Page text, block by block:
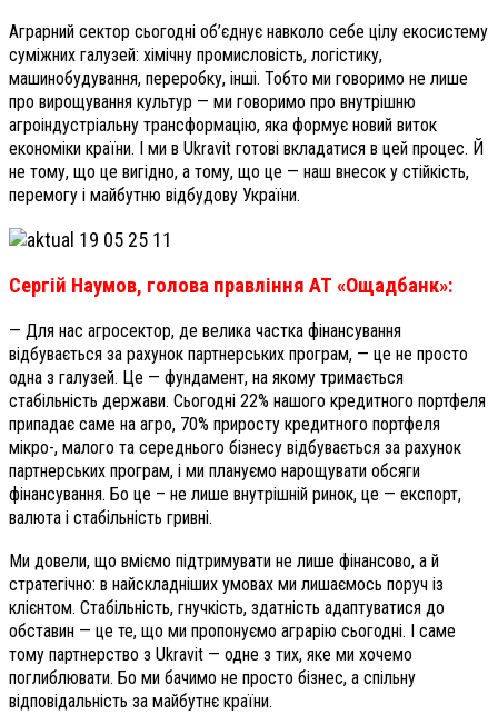
Аграрний сектор сьогодні об’єднує навколо себе цілу екосистему
суміжних галузей: хімічну промисловість, логістику,
машинобудування, переробку, інші. Тобто ми говоримо не лише
про вирощування культур — ми говоримо про внутрішню
агроіндустріальну трансформацію, яка формує новий виток
економіки країни. І ми в Ukravit готові вкладатися в цей процес. Й
не тому, що це вигідно, а тому, що це — наш внесок у стійкість,
перемогу і майбутню відбудову України.
Сергій Наумов, голова правління АТ «Ощадбанк»:
— Для нас агросектор, де велика частка фінансування
відбувається за рахунок партнерських програм, — це не просто
одна з галузей. Це — фундамент, на якому тримається
стабільність держави. Сьогодні 22% нашого кредитного портфеля
припадає саме на агро, 70% приросту кредитного портфеля
мікро-, малого та середнього бізнесу відбувається за рахунок
партнерських програм, і ми плануємо нарощувати обсяги
фінансування. Бо це – не лише внутрішній ринок, це — експорт,
валюта і стабільність гривні.
Ми довели, що вміємо підтримувати не лише фінансово, а й
стратегічно: в найскладніших умовах ми лишаємось поруч із
клієнтом. Стабільність, гнучкість, здатність адаптуватися до
обставин — це те, що ми пропонуємо аграрію сьогодні. І саме
тому партнерство з Ukravit — одне з тих, яке ми хочемо
поглиблювати. Бо ми бачимо не просто бізнес, а спільну
відповідальність за майбутнє країни.